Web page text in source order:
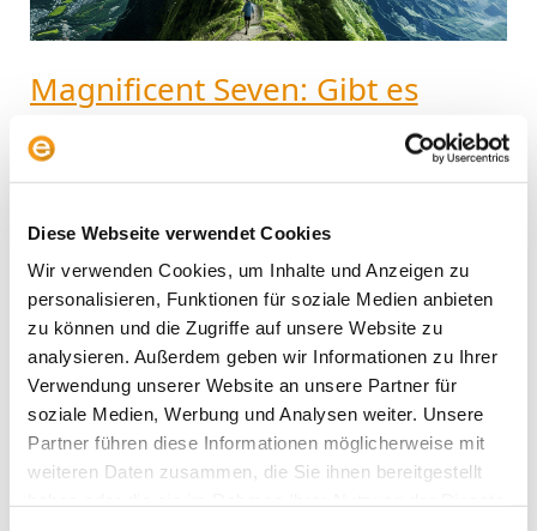
Diese Webseite verwendet Cookies
Wir verwenden Cookies, um Inhalte und Anzeigen zu
personalisieren, Funktionen für soziale Medien anbieten
zu können und die Zugriffe auf unsere Website zu
analysieren. Außerdem geben wir Informationen zu Ihrer
Verwendung unserer Website an unsere Partner für
soziale Medien, Werbung und Analysen weiter. Unsere
Partner führen diese Informationen möglicherweise mit
weiteren Daten zusammen, die Sie ihnen bereitgestellt
Magnificent Seven: Gibt es
Alternativen für Growth-
Anleger?
Lichter aus. Die Bewertungen steigen, und viele
Growth-Anleger fragen sich, ob es Alternativen gibt.
Wir haben für Growth-Investoren jenseits der
Magnificent Seven gesucht und zumindest
Ergänzungen gefunden – an einem unvermuteten
Ort. Die Magnificent Seven stehen für die
spektakulärsten Renditen der vergangenen Jahre.
Alphabet, Amazon, Apple, Meta, Microsoft, Nvidia
und
Anleger?